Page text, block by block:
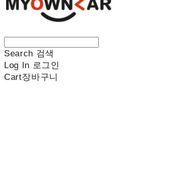
Search 검색
Log In 로그인
Cart장바구니